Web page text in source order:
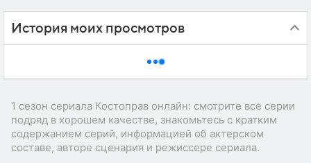
История моих просмотров
1 сезон сериала Костоправ онлайн: смотрите все серии
подряд в хорошем качестве, знакомьтесь с кратким
содержанием серий, информацией об актерском
составе, авторе сценария и режиссере сериала.